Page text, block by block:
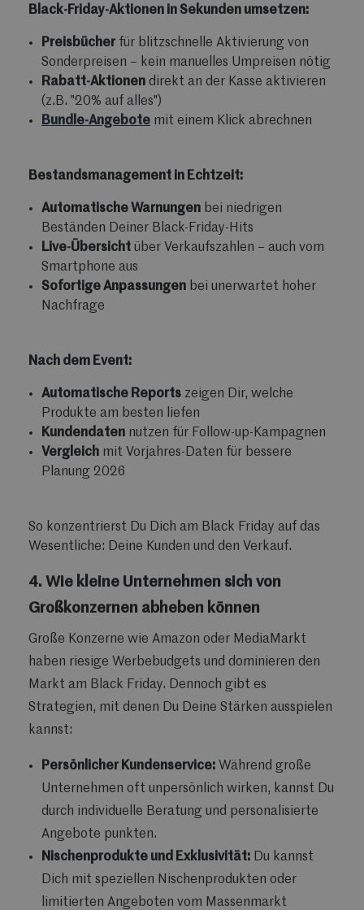
Black-Friday-Aktionen in Sekunden umsetzen:
Preisbücher für blitzschnelle Aktivierung von
Sonderpreisen – kein manuelles Umpreisen nötig
Rabatt-Aktionen direkt an der Kasse aktivieren
(z.B. "20% auf alles")
Bundle-Angebote mit einem Klick abrechnen
Bestandsmanagement in Echtzeit:
Automatische Warnungen bei niedrigen
Beständen Deiner Black-Friday-Hits
Live-Übersicht über Verkaufszahlen – auch vom
Smartphone aus
Sofortige Anpassungen bei unerwartet hoher
Nachfrage
Nach dem Event:
Automatische Reports zeigen Dir, welche
Produkte am besten liefen
Kundendaten nutzen für Follow-up-Kampagnen
Vergleich mit Vorjahres-Daten für bessere
Planung 2026
So konzentrierst Du Dich am Black Friday auf das
Wesentliche: Deine Kunden und den Verkauf.
4. Wie kleine Unternehmen sich von
Großkonzernen abheben können
Große Konzerne wie Amazon oder MediaMarkt
haben riesige Werbebudgets und dominieren den
Markt am Black Friday. Dennoch gibt es
Strategien, mit denen Du Deine Stärken ausspielen
kannst:
Persönlicher Kundenservice: Während große
Unternehmen oft unpersönlich wirken, kannst Du
durch individuelle Beratung und personalisierte
Angebote punkten.
Nischenprodukte und Exklusivität: Du kannst
Dich mit speziellen Nischenprodukten oder
limitierten Angeboten vom Massenmarkt